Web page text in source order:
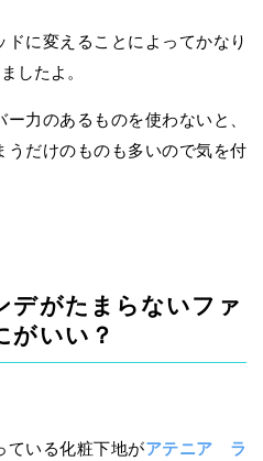
に変えることによってかなり
したよ。
力のあるものを使わないと、
うだけのものも多いので気を付
デがたまらないファ
がいい？
ている化粧下地がアテニア ラ